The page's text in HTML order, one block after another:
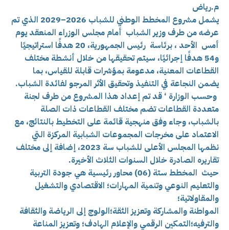
م.رياض
يشمل مشروع المخطط الوطني للشباب 2026–2029 الذي تم
عرضه من طرف وزير الشباب أمام مجلس الوزراء المنعقد يوم
أمس الأحد ، برئاسة رئيس الجمهورية،
20 هدفًا استراتيجيًا
و54 هدفًا إجرائيًا، سيتم تحقيقها من خلال أنشطة مختلف
القطاعات المعنية، مدعومة بمؤشرات قابلة للقياس، بما
يضمن النجاعة في التنفيذ وتحقيق الأثر المرجو لفائدة الشباب.
وحسب الوزارة ‘ قد تم إعداد هذا المشروع من طرف لجنة
متعددة القطاعات تضم مختلف القطاعات ذات الصلة
بالشباب، وجاء وفق منهجية قائمة على التخطيط بالنتائج، مع
الاعتماد على مخرجات المجموعات الشبابية المركزة التي
نظمها المجلس الأعلى للشباب سة 2023، إضافة إلى مختلف
تقاريره الصادرة خلال السنوات الثلاث الأخيرة.
حيث المخطط ستة (06) محاور رئيسية هي
جودة التربية
والتعليم النوعي وتنمية المهارات؛ الاقتصادي والتشغيل
والمقاولاتية؛
المواطنة والمشاركة وتعزيز الثقة؛الولوج إلى الرياضة والثقافة
والترفيه؛التمكين الرقمي والإعلام الهادف؛ وتعزيز المناعة